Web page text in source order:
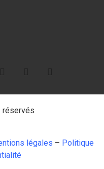
réservés
légales – Politique